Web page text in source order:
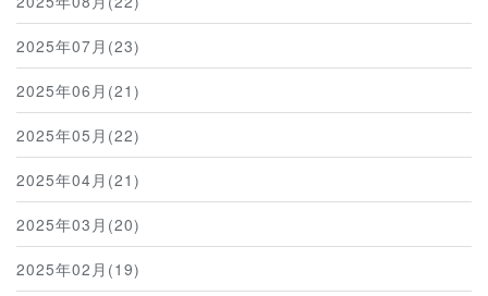
2025年07月(23)
2025年06月(21)
2025年05月(22)
2025年04月(21)
2025年03月(20)
2025年02月(19)